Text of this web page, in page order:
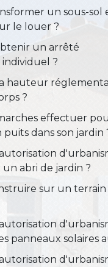
un sous-sol
le louer ?
un arrêté
?
hauteur
?
effectuer
dans son jardin
abri de jardin ?
sur un terrain
panneaux solaires